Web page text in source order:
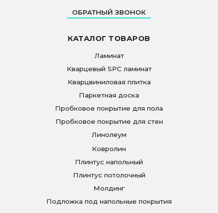
ОБРАТНЫЙ ЗВОНОК
КАТАЛОГ ТОВАРОВ
Ламинат
Кварцевый SPC ламинат
Кварцвиниловая плитка
Паркетная доска
Пробковое покрытие для пола
Пробковое покрытие для стен
Линолеум
Ковролин
Плинтус напольный
Плинтус потолочный
Молдинг
Подложка под напольные покрытия